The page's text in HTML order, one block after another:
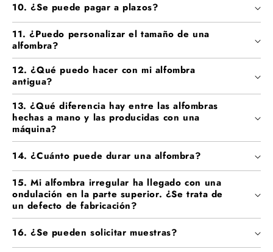
10. ¿Se puede pagar a plazos?
11. ¿Puedo personalizar el tamaño de una
alfombra?
12. ¿Qué puedo hacer con mi alfombra
antigua?
13. ¿Qué diferencia hay entre las alfombras
hechas a mano y las producidas con una
máquina?
14. ¿Cuánto puede durar una alfombra?
15. Mi alfombra irregular ha llegado con una
ondulación en la parte superior. ¿Se trata de
un defecto de fabricación?
16. ¿Se pueden solicitar muestras?